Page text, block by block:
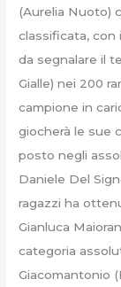
(Aurelia Nuoto)
classificata, con
da segnalare il
Gialle) nei 200
campione in
giocherà le sue
posto negli
Daniele Del
ragazzi ha
Gianluca
categoria
Giacomantonio